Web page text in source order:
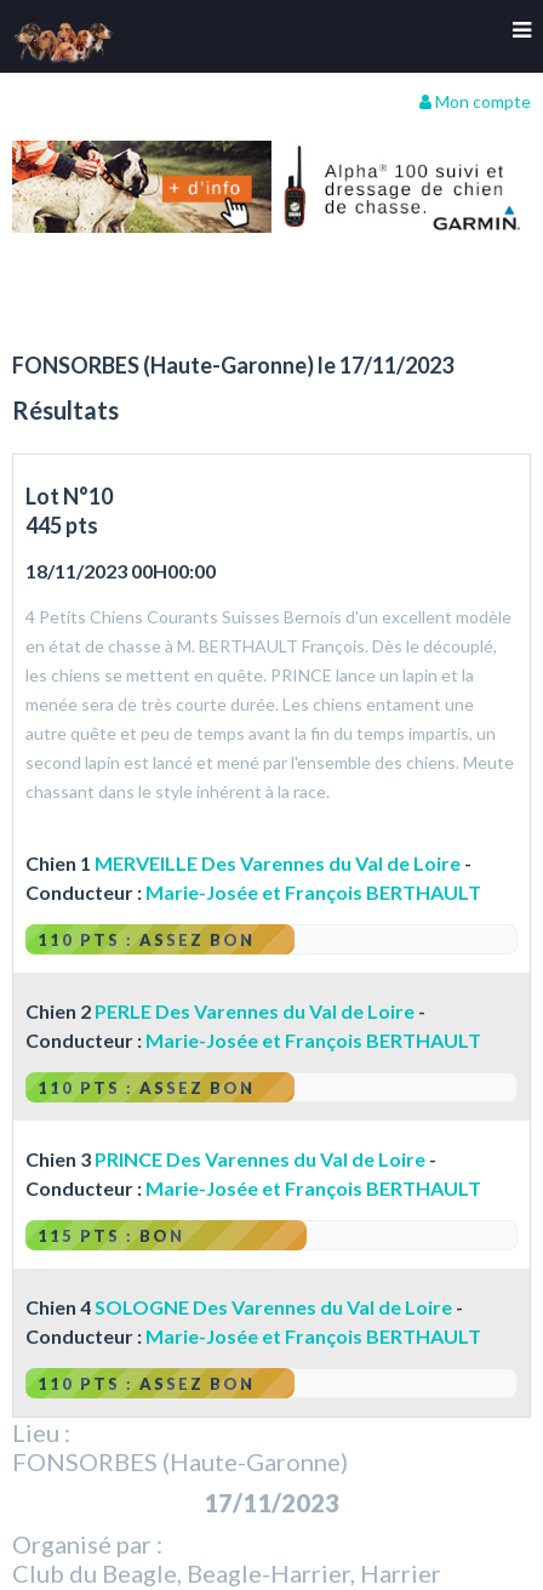
Mon compte
FONSORBES (Haute-Garonne) le 17/11/2023
Résultats
Lot N°10
445 pts
18/11/2023 00H00:00
4 Petits Chiens Courants Suisses Bernois d'un excellent modèle
en état de chasse à M. BERTHAULT François. Dès le découplé,
les chiens se mettent en quête. PRINCE lance un lapin et la
menée sera de très courte durée. Les chiens entament une
autre quête et peu de temps avant la fin du temps impartis, un
second lapin est lancé et mené par l'ensemble des chiens. Meute
chassant dans le style inhérent à la race.
Chien 1 MERVEILLE Des Varennes du Val de Loire -
Conducteur : Marie-Josée et François BERTHAULT
110 PTS : ASSEZ BON
Chien 2 PERLE Des Varennes du Val de Loire -
Conducteur : Marie-Josée et François BERTHAULT
110 PTS : ASSEZ BON
Chien 3 PRINCE Des Varennes du Val de Loire -
Conducteur : Marie-Josée et François BERTHAULT
115 PTS : BON
Chien 4SOLOGNE Des Varennes du Val de Loire -
Conducteur : Marie-Josée et François BERTHAULT
110 PTS : ASSEZ BON
Lieu :
FONSORBES (Haute-Garonne)
17/11/2023
Organisé par :
Club du Beagle, Beagle-Harrier, Harrier